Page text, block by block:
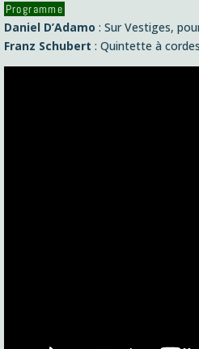
Programme
Daniel D’Adamo : Sur Vestiges,
Franz Schubert : Quintette à